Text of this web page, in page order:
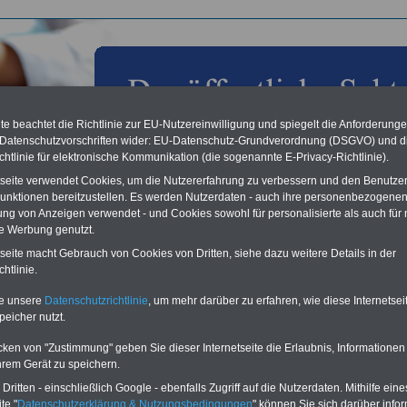
mit Vergangenheit für die Zukunft; 28.06.2012
Vorteile für den
Dienst
-
-
beachtet die Richtlinie zur EU-Nutzereinwilligung und spiegelt die
wider: EU-Datenschutz-Grundverordnung (DSGVO) und
für elektronische Kommunikation (die sogenannte E-Privacy-Richtlinie).
verwendet Cookies, um die Nutzererfahrung zu verbessern und den
bereitzustellen. Es werden Nutzerdaten - auch ihre
von Anzeigen verwendet - und Cookies sowohl für personalisierte als auch für
Werbung genutzt.
macht Gebrauch von Cookies von Dritten, siehe dazu weitere Details in der
unsere Datenschutzrichtlinie, um mehr darüber zu erfahren, wie diese
nutzt.
von "Zustimmung" geben Sie dieser Internetseite die Erlaubnis,
Gerät zu speichern.
- einschließlich Google - ebenfalls Zugriff auf die Nutzerdaten. Mithilfe